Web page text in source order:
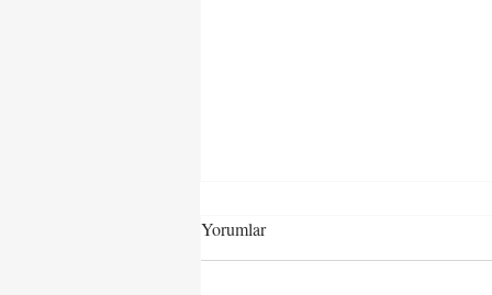
Arsa Payı Karşılığı İnşaat
Yorumlar